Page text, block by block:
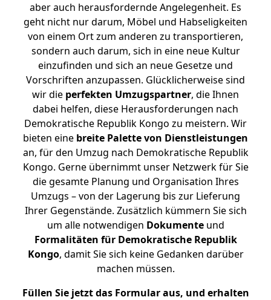
aber auch herausfordernde Angelegenheit. Es
geht nicht nur darum, Möbel und Habseligkeiten
von einem Ort zum anderen zu transportieren,
sondern auch darum, sich in eine neue Kultur
einzufinden und sich an neue Gesetze und
Vorschriften anzupassen. Glücklicherweise sind
wir die perfekten Umzugspartner, die Ihnen
dabei helfen, diese Herausforderungen nach
Demokratische Republik Kongo zu meistern. Wir
bieten eine breite Palette von Dienstleistungen
an, für den Umzug nach Demokratische Republik
Kongo. Gerne übernimmt unser Netzwerk für Sie
die gesamte Planung und Organisation Ihres
Umzugs – von der Lagerung bis zur Lieferung
Ihrer Gegenstände. Zusätzlich kümmern Sie sich
um alle notwendigen Dokumenteund
Formalitäten für Demokratische Republik
Kongo, damit Sie sich keine Gedanken darüber
machen müssen.
Füllen Sie jetzt das Formular aus, und erhalten